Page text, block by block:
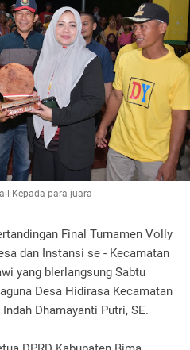
Kepada para juara
Final Turnamen Volly
dan Instansi se - Kecamatan
yang blerlangsung Sabtu
Desa Hidirasa Kecamatan
Dhamayanti Putri, SE.